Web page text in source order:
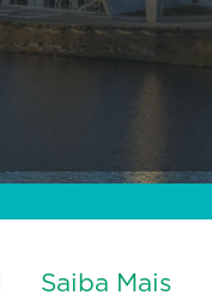
Saiba Mais